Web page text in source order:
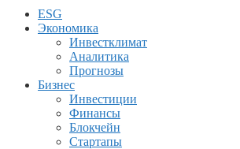
ESG
Экономика
Инвестклимат
Аналитика
Прогнозы
Бизнес
Инвестиции
Финансы
Блокчейн
Стартапы